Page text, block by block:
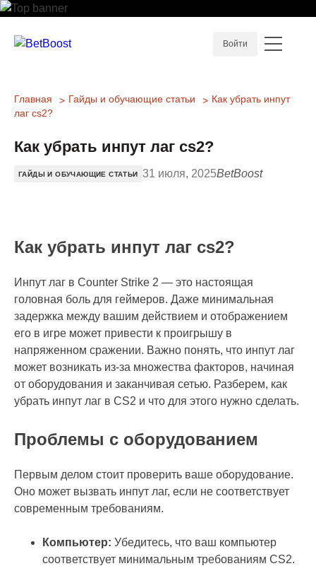
Войти
Главная Гайды и обучающие статьи
Как убрать инпут
лаг cs2?
Как убрать инпут лаг cs2?
ГАЙДЫ И ОБУЧАЮЩИЕ СТАТЬИ 31 июля, 2025BetBoost
Как убрать инпут лаг cs2?
Инпут лаг в Counter Strike 2 — это настоящая
головная боль для геймеров. Даже минимальная
задержка между вашим действием и отображением
его в игре может привести к проигрышу в
напряженном сражении. Важно понять, что инпут лаг
может возникать из-за множества факторов, начиная
от оборудования и заканчивая сетью. Разберем, как
убрать инпут лаг в CS2 и что для этого нужно сделать.
Проблемы с оборудованием
Первым делом стоит проверить ваше оборудование.
Оно может вызвать инпут лаг, если не соответствует
современным требованиям.
Компьютер: Убедитесь, что ваш компьютер
соответствует минимальным требованиям CS2.